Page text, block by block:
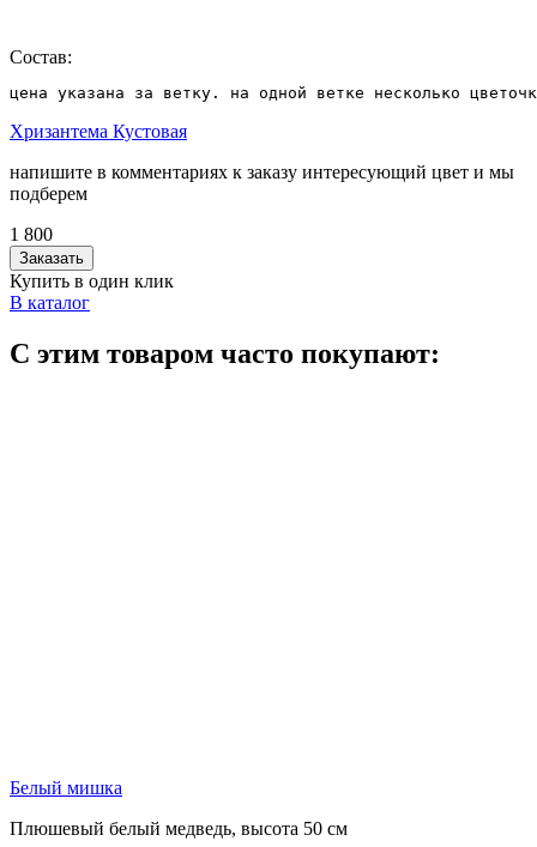
Состав:
цена указана за ветку. на одной ветке несколько
Хризантема Кустовая
напишите в комментариях к заказу интересующий цвет и мы
подберем
1 800
Заказать
Купить в один клик
В каталог
С этим товаром часто покупают:
Белый мишка
Плюшевый белый медведь, высота 50 см